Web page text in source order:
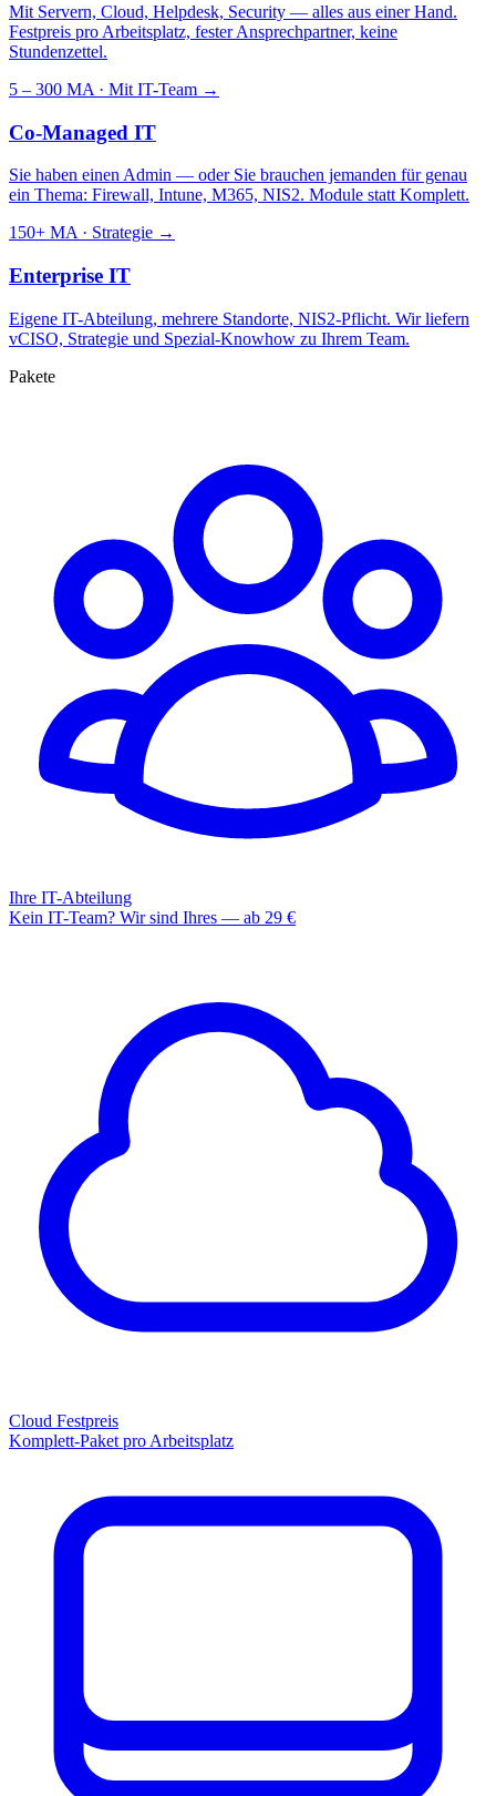
Mit Servern, Cloud, Helpdesk, Security — alles aus einer Hand.
Festpreis pro Arbeitsplatz, fester Ansprechpartner, keine
Stundenzettel.
5 – 300 MA · Mit IT-Team →
Co-Managed IT
Sie haben einen Admin — oder Sie brauchen jemanden für genau
ein Thema: Firewall, Intune, M365, NIS2. Module statt Komplett.
150+ MA · Strategie →
Enterprise IT
Eigene IT-Abteilung, mehrere Standorte, NIS2-Pflicht. Wir liefern
vCISO, Strategie und Spezial-Knowhow zu Ihrem Team.
Pakete
Ihre IT-Abteilung
Kein IT-Team? Wir sind Ihres — ab 29 €
Cloud Festpreis
Komplett-Paket pro Arbeitsplatz